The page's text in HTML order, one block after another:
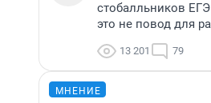
стобалльников
это не повод для
13 201 79
МНЕНИЕ